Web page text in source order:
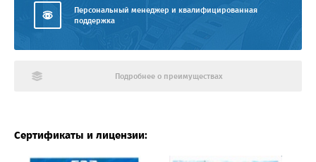
Персональный менеджер и квалифицированная
поддержка
Подробнее о преимуществах
Сертификаты и лицензии: